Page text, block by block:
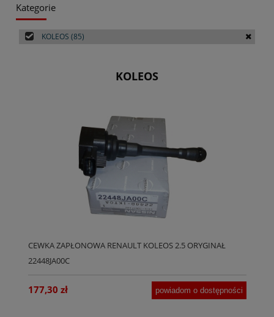
Kategorie
KOLEOS (85)
KOLEOS
CEWKA ZAPŁONOWA RENAULT KOLEOS 2.5 ORYGINAŁ
22448JA00C
177,30 zł powiadom o dostępności